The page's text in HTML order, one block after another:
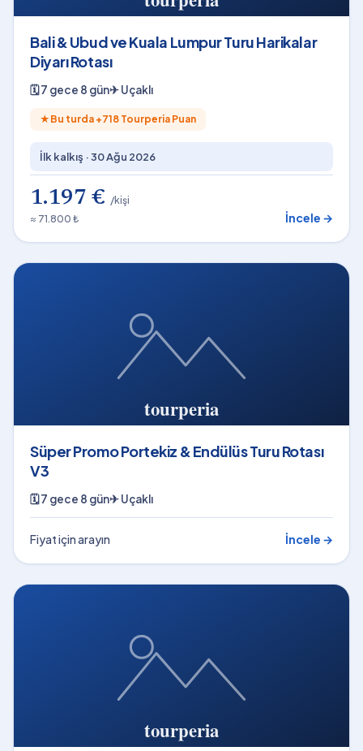
Bali & Ubud ve Kuala Lumpur Turu Harikalar
Diyarı Rotası
🗓7 gece 8 gün✈Uçaklı
★ Bu turda +718 Tourperia Puan
İlk kalkış ·30 Ağu 2026
1.197 € /kişi
≈ 71.800 ₺
İncele →
Süper Promo Portekiz & Endülüs Turu Rotası
V3
🗓7 gece 8 gün✈Uçaklı
Fiyat için arayın İncele →